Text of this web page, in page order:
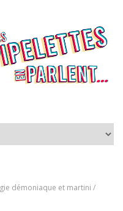
démoniaque et martini /